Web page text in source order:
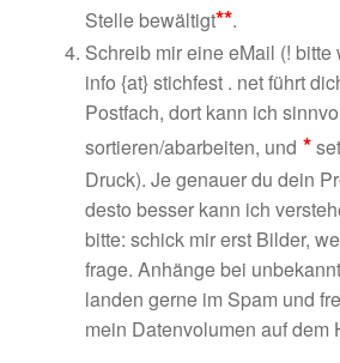
Stelle bewältigt**.
Schreib mir eine eMail (!
info {at} stichfest . net führt
Postfach, dort kann ich
sortieren/abarbeiten, und *
Druck). Je genauer du dein
desto besser kann ich
bitte: schick mir erst Bilder,
frage. Anhänge bei
landen gerne im Spam und
mein Datenvolumen auf dem